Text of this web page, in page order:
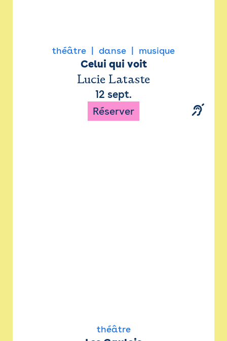
théâtre danse musique
Celui qui voit
Lucie Lataste
12 sept.
Réserver
théâtre